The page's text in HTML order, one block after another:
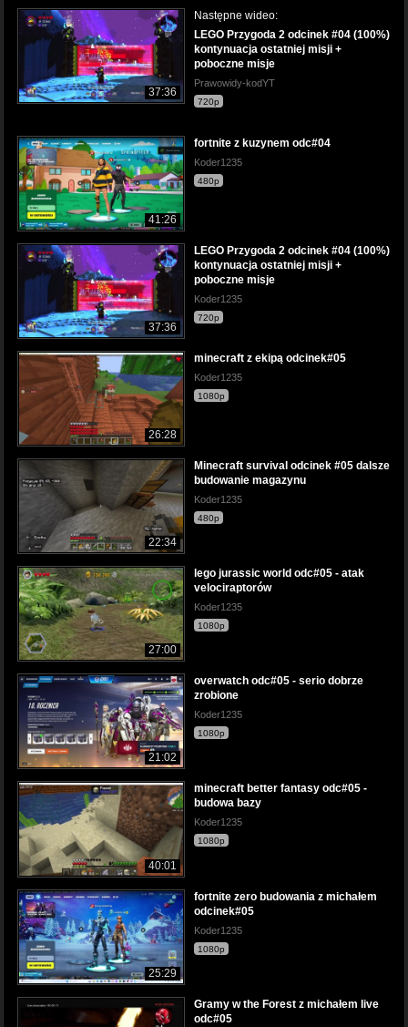
37:36
Następne wideo:
LEGO Przygoda 2 odcinek #04 (100%)
kontynuacja ostatniej misji +
poboczne misje
Prawowidy-kodYT
720p
41:26
fortnite z kuzynem odc#04
Koder1235
480p
37:36
LEGO Przygoda 2 odcinek #04 (100%)
kontynuacja ostatniej misji +
poboczne misje
Koder1235
720p
26:28
minecraft z ekipą odcinek#05
Koder1235
1080p
22:34
Minecraft survival odcinek #05 dalsze
budowanie magazynu
Koder1235
480p
27:00
lego jurassic world odc#05 - atak
velociraptorów
Koder1235
1080p
21:02
overwatch odc#05 - serio dobrze
zrobione
Koder1235
1080p
40:01
minecraft better fantasy odc#05 -
budowa bazy
Koder1235
1080p
25:29
fortnite zero budowania z michałem
odcinek#05
Koder1235
1080p
Gramy w the Forest z michałem live
odc#05